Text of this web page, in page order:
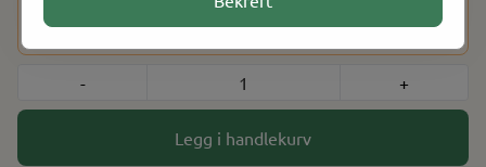
du har fullført kjøpet, vil du bli bedt om å bekrefte alderen
- +
Legg i handlekurv